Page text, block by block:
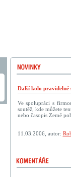
Další kolo pravidelné
Ve spolupráci s
soutěž, kde můžete
nebo časopis Země
11.03.2006, autor: